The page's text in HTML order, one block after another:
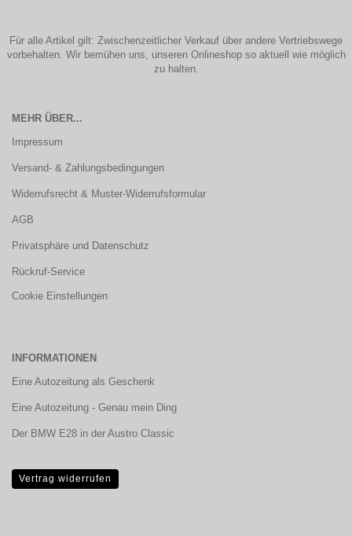
Für alle Artikel gilt: Zwischenzeitlicher Verkauf über andere Vertriebswege
vorbehalten. Wir bemühen uns, unseren Onlineshop so aktuell wie möglich
zu halten.
MEHR ÜBER...
Impressum
Versand- & Zahlungsbedingungen
Widerrufsrecht & Muster-Widerrufsformular
AGB
Privatsphäre und Datenschutz
Rückruf-Service
Cookie Einstellungen
INFORMATIONEN
Eine Autozeitung als Geschenk
Eine Autozeitung - Genau mein Ding
Der BMW E28 in der Austro Classic
Vertrag widerrufen